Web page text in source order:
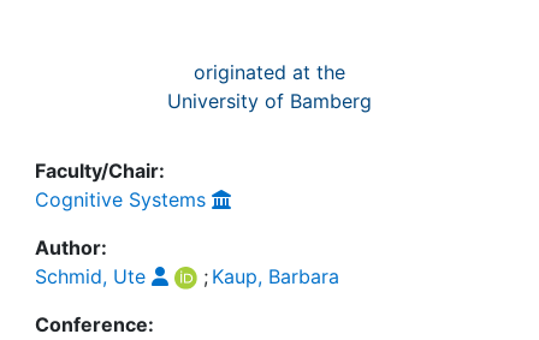
originated at the
University of Bamberg
Faculty/Chair:
Cognitive Systems
Author:
Schmid, Ute
; Kaup, Barbara
Conference: